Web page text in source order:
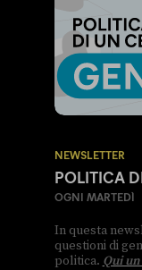
NEWSLETTER
POLITICA
OGNI MARTEDÌ
In questa
questioni di
politica. Qui